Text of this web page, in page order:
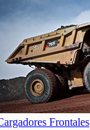
Frontales